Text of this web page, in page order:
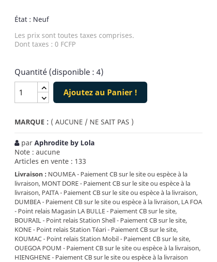
État : Neuf
Les prix sont toutes taxes comprises.
Dont taxes : 0 FCFP
Quantité (disponible : 4)
Ajoutez au Panier !
MARQUE : ( AUCUNE / NE SAIT PAS )
par Aphrodite by Lola
Note : aucune
Articles en vente : 133
Livraison : NOUMEA - Paiement CB sur le site ou espèce à la
livraison, MONT DORE - Paiement CB sur le site ou espèce à la
livraison, PAITA - Paiement CB sur le site ou espèce à la livraison,
DUMBEA - Paiement CB sur le site ou espèce à la livraison, LA FOA
- Point relais Magasin LA BULLE - Paiement CB sur le site,
BOURAIL - Point relais Station Shell - Paiement CB sur le site,
KONE - Point relais Station Téari - Paiement CB sur le site,
KOUMAC - Point relais Station Mobil - Paiement CB sur le site,
OUEGOA POUM - Paiement CB sur le site ou espèce à la livraison,
HIENGHENE - Paiement CB sur le site ou espèce à la livraison